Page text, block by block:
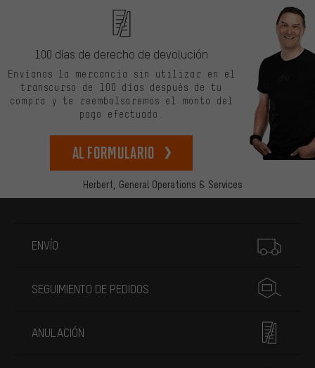
Herbert, General Operations & Services
100 días de derecho de devolución
Envíanos la mercancía sin utilizar en el
transcurso de 100 días después de tu
compra y te reembolsaremos el monto del
pago efectuado.
Al formulario
ENVÍO
SEGUIMIENTO DE PEDIDOS
ANULACIÓN